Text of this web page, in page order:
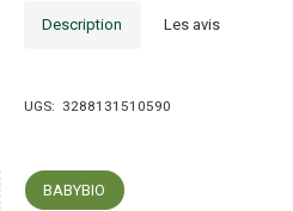
Description Les avis
UGS: 3288131510590
BABYBIO